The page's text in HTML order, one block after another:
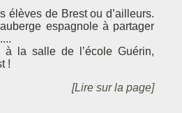
élèves de Brest ou d’ailleurs.
espagnole à partager
à la salle de l’école Guérin,
!
[Lire sur la page]